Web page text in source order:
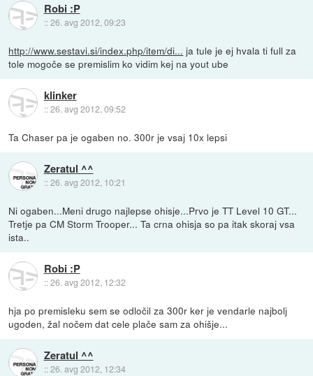
Robi :P
::26. avg 2012, 09:23
http://www.sestavi.si/index.php/item/di... ja tule je ej hvala ti full za
tole mogoče se premislim ko vidim kej na yout ube
klinker
::26. avg 2012, 09:52
Ta Chaser pa je ogaben no. 300r je vsaj 10x lepsi
Zeratul ^^
::26. avg 2012, 10:21
Ni ogaben...Meni drugo najlepse ohisje...Prvo je TT Level 10 GT...
Tretje pa CM Storm Trooper... Ta crna ohisja so pa itak skoraj vsa
ista..
Robi :P
::26. avg 2012, 12:32
hja po premisleku sem se odločil za 300r ker je vendarle najbolj
ugoden, žal nočem dat cele plače sam za ohišje...
Zeratul ^^
::26. avg 2012, 12:34